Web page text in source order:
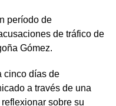
período de
de tráfico de
Gómez.
cinco días de
a través de una
sobre su